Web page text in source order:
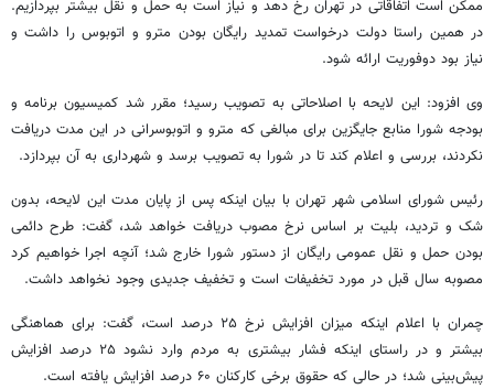
ممکن است اتفاقاتی در تهران رخ دهد و نیاز است به حمل و نقل بیشتر بپردازیم.
در همین راستا دولت درخواست تمدید رایگان بودن مترو و اتوبوس را داشت و
نیاز بود دوفوریت ارائه شود.
وی افزود: این لایحه با اصلاحاتی به تصویب رسید؛ مقرر شد کمیسیون برنامه و
بودجه شورا منابع جایگزین برای مبالغی که مترو و اتوبوسرانی در این مدت دریافت
نکردند، بررسی و اعلام کند تا در شورا به تصویب برسد و شهرداری به آن بپردازد.
رئیس شورای اسلامی شهر تهران با بیان اینکه پس از پایان مدت این لایحه، بدون
شک و تردید، بلیت بر اساس نرخ مصوب دریافت خواهد شد، گفت: طرح دائمی
بودن حمل و نقل عمومی رایگان از دستور شورا خارج شد؛ آنچه اجرا خواهیم کرد
مصوبه سال قبل در مورد تخفیفات است و تخفیف جدیدی وجود نخواهد داشت.‌
چمران با اعلام اینکه میزان افزایش نرخ ۲۵ درصد است، گفت: برای هماهنگی
بیشتر و در راستای اینکه فشار بیشتری به مردم وارد نشود ۲۵ درصد افزایش
پیش‌بینی شد؛ در حالی که حقوق برخی کارکنان ۶۰ درصد افزایش یافته است.